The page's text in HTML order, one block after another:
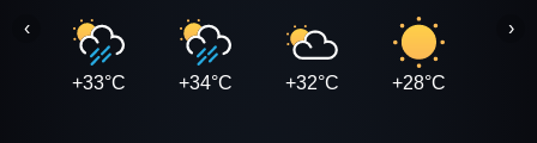
+33°C +34°C +32°C +28°C
‹ ›